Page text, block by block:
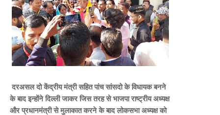
दरअसल दो केंद्रीय मंत्री सहित पांच सांसदो के विधायक बनने
के बाद इन्होंने दिल्ली जाकर जिस तरह से भाजपा राष्ट्रीय अध्यक्ष
और प्रधानमंत्री से मुलाकात करने के बाद लोकसभा अध्यक्ष को